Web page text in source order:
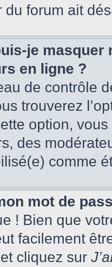
du forum ait
je masquer
en ligne ?
de contrôle
trouverez
option,
des
comme
mot de
! Bien que
facilement
cliquez sur